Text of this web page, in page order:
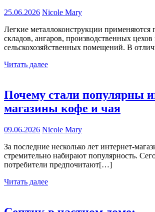
25.06.2026 Nicole Mary
Легкие металлоконструкции применяются
складов, ангаров, производственных цехов
сельскохозяйственных помещений. В
Читать далее
Почему стали популярны
магазины кофе и чая
09.06.2026 Nicole Mary
За последние несколько лет интернет-
стремительно набирают популярность.
потребители предпочитают[…]
Читать далее